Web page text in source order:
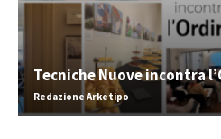
Tecniche Nuove incontra
Redazione Arketipo